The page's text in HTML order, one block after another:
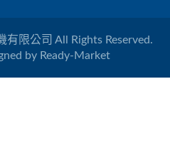
有限公司 All Rights Reserved.
by Ready-Market